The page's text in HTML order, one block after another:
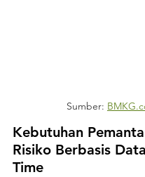
Sumber:
Kebutuhan
Risiko Berbasis
Time